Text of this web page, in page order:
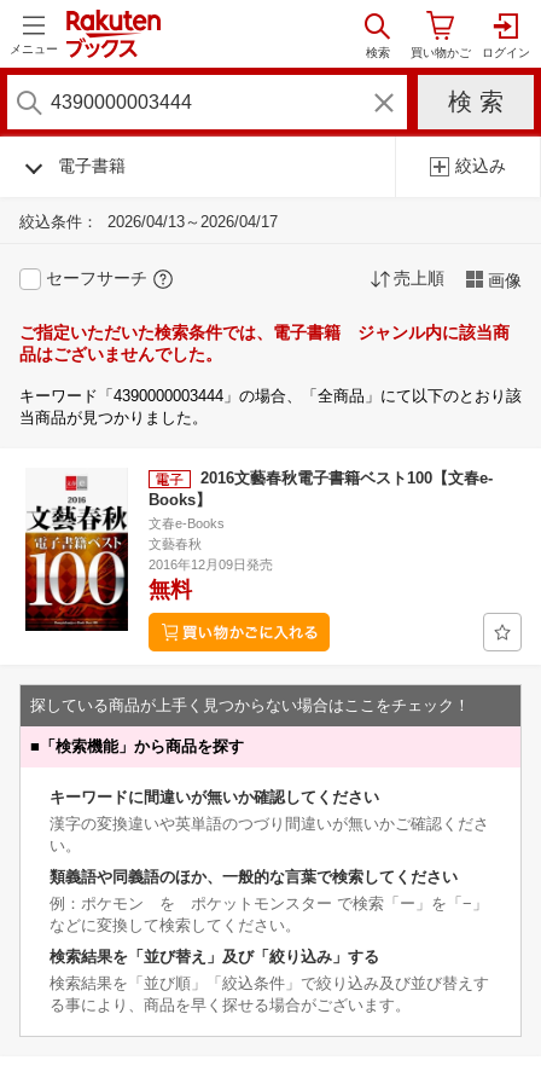
メニュー
電子書籍 絞込み
絞込条件： 2026/04/13～2026/04/17
セーフサーチ 売上順 画像
ご指定いただいた検索条件では、電子書籍 ジャンル内に該当商
品はございませんでした。
キーワード「4390000003444」の場合、「全商品」にて以下のとおり該
当商品が見つかりました。
2016文藝春秋電子書籍ベスト100【文春e-
Books】
文春e-Books
文藝春秋
2016年12月09日発売
無料
探している商品が上手く見つからない場合はここをチェック！
■ 「検索機能」から商品を探す
キーワードに間違いが無いか確認してください
漢字の変換違いや英単語のつづり間違いが無いかご確認くださ
い。
類義語や同義語のほか、一般的な言葉で検索してください
例：ポケモン を ポケットモンスター で検索「ー」を「−」
などに変換して検索してください。
検索結果を「並び替え」及び「絞り込み」する
検索結果を「並び順」「絞込条件」で絞り込み及び並び替えす
る事により、商品を早く探せる場合がございます。